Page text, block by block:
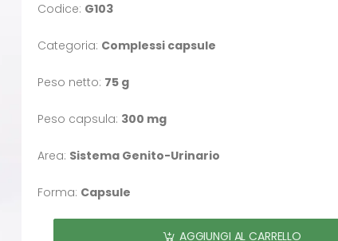
Codice: G103
Categoria: Complessi capsule
Peso netto: 75 g
Peso capsula: 300 mg
Area: Sistema Genito-Urinario
Forma: Capsule
AGGIUNGI AL CARRELLO